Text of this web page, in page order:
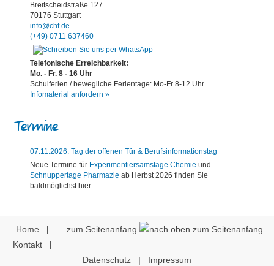
Breitscheidstraße 127
70176 Stuttgart
info@chf.de
(+49) 0711 637460
Telefonische Erreichbarkeit:
Mo. - Fr. 8 - 16 Uhr
Schulferien / bewegliche Ferientage: Mo-Fr 8-12 Uhr
Infomaterial anfordern »
Termine
07.11.2026: Tag der offenen Tür & Berufsinformationstag
Neue Termine für Experimentiersamstage Chemie und
Schnuppertage Pharmazie ab Herbst 2026 finden Sie
baldmöglichst hier.
zum Seitenanfang
Home
|
Kontakt
|
Datenschutz
| Impressum